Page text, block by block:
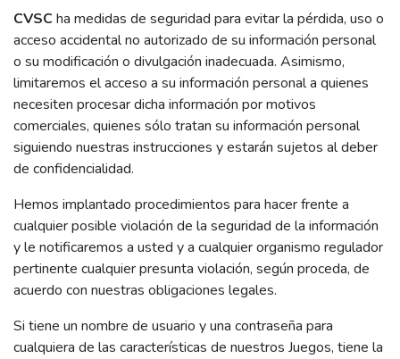
CVSCha medidas de seguridad para evitar la pérdida, uso o
acceso accidental no autorizado de su información personal
o su modificación o divulgación inadecuada. Asimismo,
limitaremos el acceso a su información personal a quienes
necesiten procesar dicha información por motivos
comerciales, quienes sólo tratan su información personal
siguiendo nuestras instrucciones y estarán sujetos al deber
de confidencialidad.
Hemos implantado procedimientos para hacer frente a
cualquier posible violación de la seguridad de la información
y le notificaremos a usted y a cualquier organismo regulador
pertinente cualquier presunta violación, según proceda, de
acuerdo con nuestras obligaciones legales.
Si tiene un nombre de usuario y una contraseña para
cualquiera de las características de nuestros Juegos, tiene la